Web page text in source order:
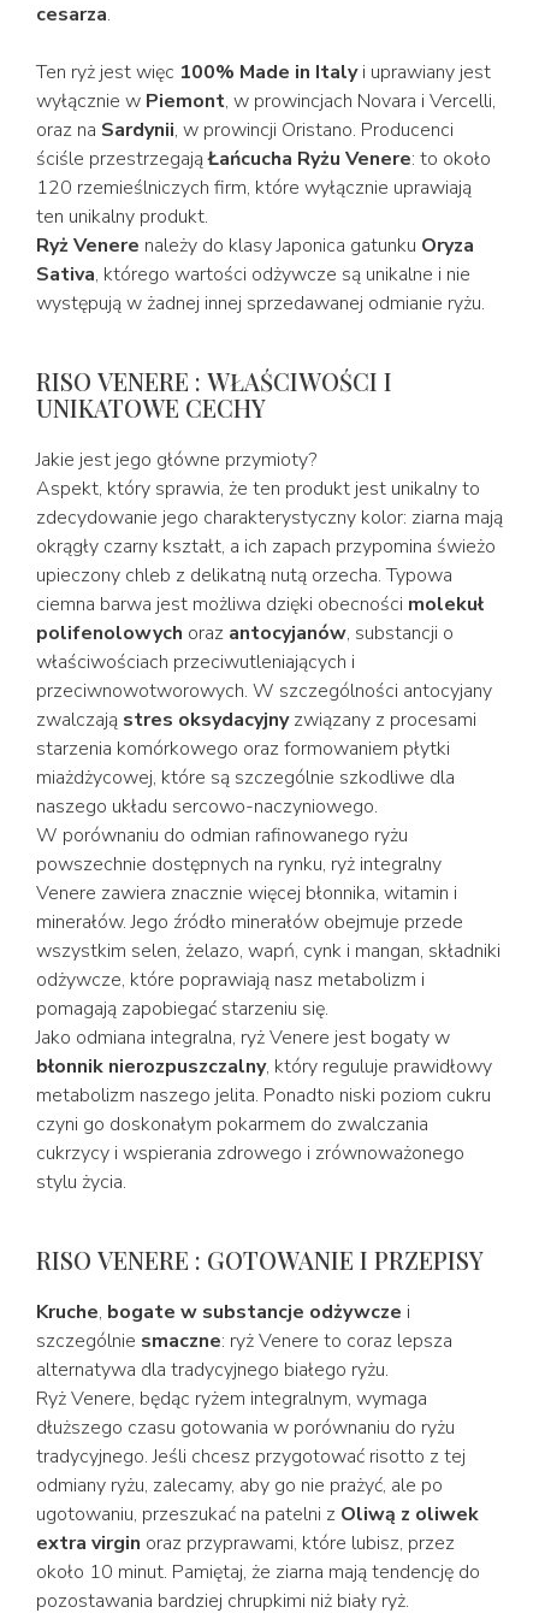
cesarza.
Ten ryż jest więc 100% Made in Italyi uprawiany jest
wyłącznie w Piemont, w prowincjach Novara i Vercelli,
oraz na Sardynii, w prowincji Oristano. Producenci
ściśle przestrzegająŁańcucha Ryżu Venere: to około
120 rzemieślniczych firm, które wyłącznie uprawiają
ten unikalny produkt.
Ryż Venere należy do klasy Japonica gatunku Oryza
Sativa, którego wartości odżywcze są unikalne i nie
występują w żadnej innej sprzedawanej odmianie ryżu.
RISO VENERE : WŁAŚCIWOŚCI I
UNIKATOWE CECHY
Jakie jest jego główne przymioty?
Aspekt, który sprawia, że ten produkt jest unikalny to
zdecydowanie jego charakterystyczny kolor: ziarna mają
okrągły czarny kształt, a ich zapach przypomina świeżo
upieczony chleb z delikatną nutą orzecha. Typowa
ciemna barwa jest możliwa dzięki obecności molekuł
polifenolowych oraz antocyjanów, substancji o
właściwościach przeciwutleniających i
przeciwnowotworowych. W szczególności antocyjany
zwalczają stres oksydacyjnyzwiązany z procesami
starzenia komórkowego oraz formowaniem płytki
miażdżycowej, które są szczególnie szkodliwe dla
naszego układu sercowo-naczyniowego.
W porównaniu do odmian rafinowanego ryżu
powszechnie dostępnych na rynku, ryż integralny
Venere zawiera znacznie więcej błonnika, witamin i
minerałów. Jego źródło minerałów obejmuje przede
wszystkim selen, żelazo, wapń, cynk i mangan, składniki
odżywcze, które poprawiają nasz metabolizm i
pomagają zapobiegać starzeniu się.
Jako odmiana integralna, ryż Venere jest bogaty w
błonnik nierozpuszczalny, który reguluje prawidłowy
metabolizm naszego jelita. Ponadto niski poziom cukru
czyni go doskonałym pokarmem do zwalczania
cukrzycy i wspierania zdrowego i zrównoważonego
stylu życia.
RISO VENERE : GOTOWANIE I PRZEPISY
Kruche, bogate w substancje odżywcze i
szczególnie smaczne: ryż Venere to coraz lepsza
alternatywa dla tradycyjnego białego ryżu.
Ryż Venere, będąc ryżem integralnym, wymaga
dłuższego czasu gotowania w porównaniu do ryżu
tradycyjnego. Jeśli chcesz przygotować risotto z tej
odmiany ryżu, zalecamy, aby go nie prażyć, ale po
ugotowaniu, przeszukać na patelni z Oliwą z oliwek
extra virgin oraz przyprawami, które lubisz, przez
około 10 minut. Pamiętaj, że ziarna mają tendencję do
pozostawania bardziej chrupkimi niż biały ryż.